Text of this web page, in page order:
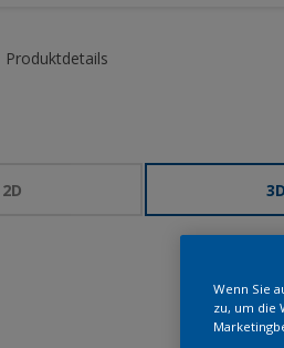
Produktdetails
2D 3D
Wenn Sie
zu, um die